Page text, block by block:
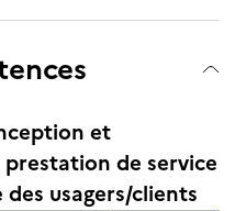
et
de service
usagers/clients